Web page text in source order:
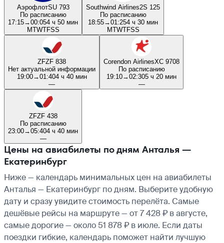
АэрофлотSU 793
По расписанию
17:15→00:054 ч 50 мин
MTWTFSS
Southwind Airlines2S 125
По расписанию
18:55→01:254 ч 30 мин
MTWTFSS
ZFZF 838
Нет актуальной информации
19:00→01:404 ч 40 мин
—
Corendon AirlinesXC 9708
По расписанию
19:10→02:305 ч 20 мин
—
ZFZF 438
По расписанию
23:00→05:404 ч 40 мин
—
Цены на авиабилеты по дням Анталья —
Екатеринбург
Ниже — календарь минимальных цен на авиабилеты
Анталья — Екатеринбург по дням. Выберите удобную
дату и сразу увидите стоимость перелёта. Самые
дешёвые рейсы на маршруте — от 7 428 ₽ в августе,
самые дорогие — около 51 878 ₽ в июле. Если даты
поездки гибкие, календарь поможет найти лучшую